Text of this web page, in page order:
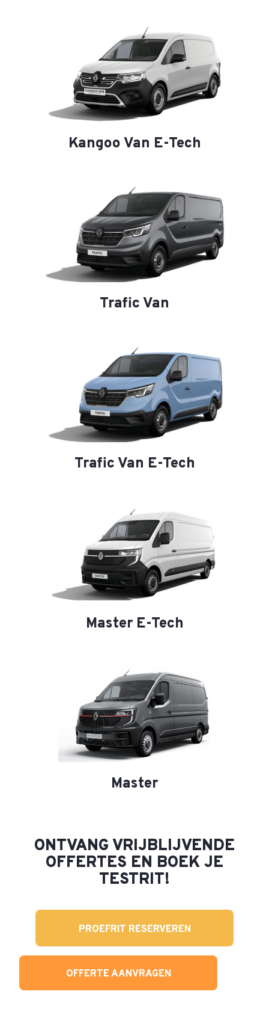
Kangoo Van E-Tech
Trafic Van
Trafic Van E-Tech
Master E-Tech
Master
ONTVANG VRIJBLIJVENDE
OFFERTES EN BOEK JE
TESTRIT!
PROEFRIT RESERVEREN
OFFERTE AANVRAGEN